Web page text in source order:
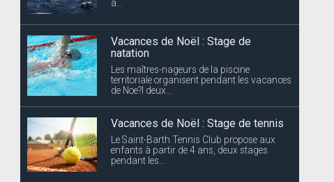
Les maîtres-nageurs de la piscine
territoriale organisent pendant les vacances
de Noe?l deux...
Le Saint-Barth Tennis Club propose aux
enfants à partir de 4 ans, deux stages
pendant les...